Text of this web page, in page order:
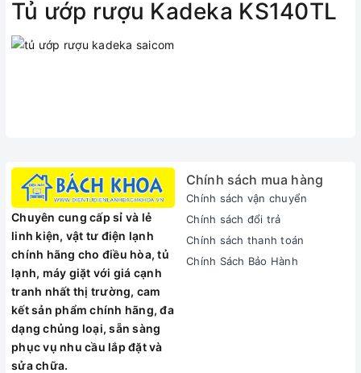
Tủ ướp rượu Kadeka KS140TL
Chuyên cung cấp sỉ và lẻ
linh kiện, vật tư điện lạnh
chính hãng cho điều hòa, tủ
lạnh, máy giặt với giá cạnh
tranh nhất thị trường, cam
kết sản phẩm chính hãng, đa
dạng chủng loại, sẵn sàng
phục vụ nhu cầu lắp đặt và
sửa chữa.
Chính sách mua hàng
Chính sách vận chuyển
Chính sách đổi trả
Chính sách thanh toán
Chính Sách Bảo Hành